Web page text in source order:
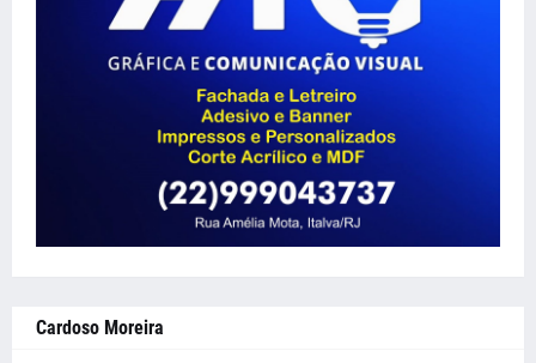
Cardoso Moreira